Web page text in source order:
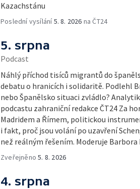
Kazachstánu
Poslední vysílání5. 8. 2026 na ČT24
5. srpna
Podcast
Náhlý příchod tisíců migrantů do
debatu o hranicích i solidaritě. Podlehl
nebo Španělsko situaci zvládlo?
podcastu zahraniční redakce ČT24 Za
Madridem a Římem, politickou
i fakt, proč jsou volání po uzavření
než reálným řešením. Moderuje Barbora
Zveřejněno5. 8. 2026
4. srpna